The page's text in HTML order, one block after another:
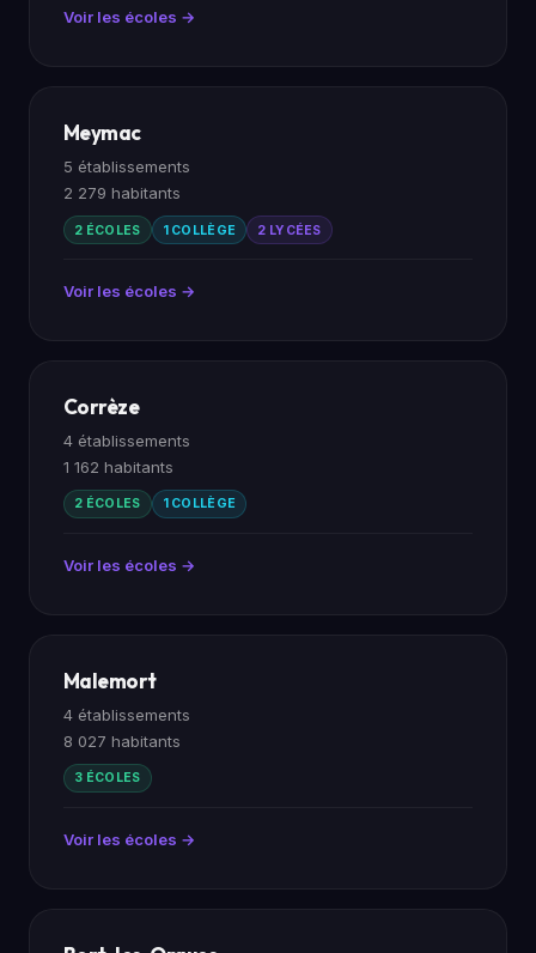
Voir les écoles →
Meymac
5 établissements
2 279 habitants
2 ÉCOLES 1 COLLÈGE 2 LYCÉES
Voir les écoles →
Corrèze
4 établissements
1 162 habitants
2 ÉCOLES 1 COLLÈGE
Voir les écoles →
Malemort
4 établissements
8 027 habitants
3 ÉCOLES
Voir les écoles →